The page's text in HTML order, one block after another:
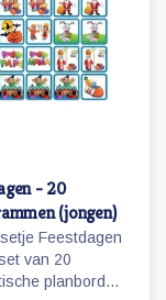
- 20
(jongen)
Feestdagen
van 20
planbord